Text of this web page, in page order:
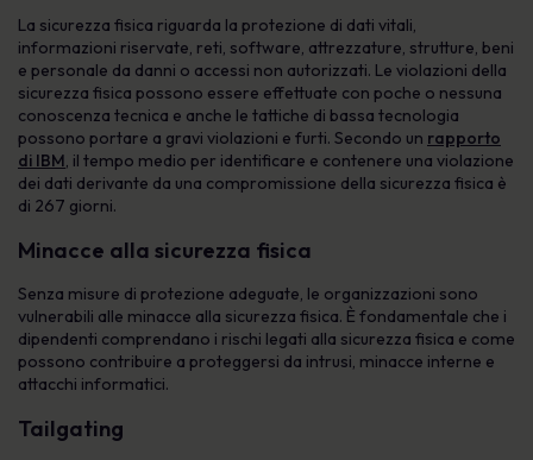
La sicurezza fisica riguarda la protezione di dati vitali,
informazioni riservate, reti, software, attrezzature, strutture, beni
e personale da danni o accessi non autorizzati. Le violazioni della
sicurezza fisica possono essere effettuate con poche o nessuna
conoscenza tecnica e anche le tattiche di bassa tecnologia
possono portare a gravi violazioni e furti. Secondo un rapporto
di IBM, il tempo medio per identificare e contenere una violazione
dei dati derivante da una compromissione della sicurezza fisica è
di 267 giorni.
Minacce alla sicurezza fisica
Senza misure di protezione adeguate, le organizzazioni sono
vulnerabili alle minacce alla sicurezza fisica. È fondamentale che i
dipendenti comprendano i rischi legati alla sicurezza fisica e come
possono contribuire a proteggersi da intrusi, minacce interne e
attacchi informatici.
Tailgating